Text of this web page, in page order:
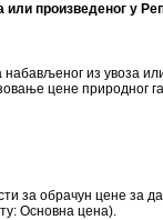
произведеног у
из увоза
цене природног
за обрачун цене
Основна цена).